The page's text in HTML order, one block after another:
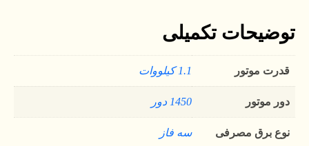
توضیحات تکمیلی
قدرت موتور 1.1 کیلووات
دور موتور 1450 دور
نوع برق مصرفی سه فاز